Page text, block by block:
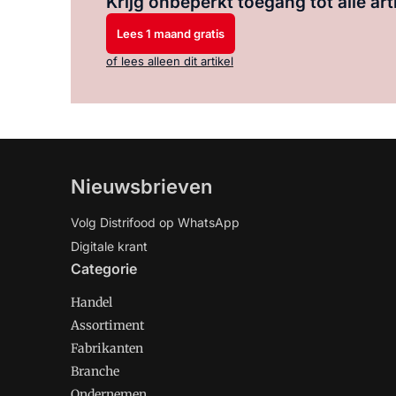
Lees 1 maand gratis
of lees alleen dit artikel
Nieuwsbrieven
Volg Distrifood op WhatsApp
Digitale krant
Categorie
Handel
Assortiment
Fabrikanten
Branche